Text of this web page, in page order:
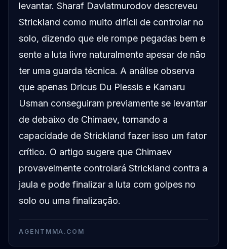
levantar. Sharaf Davlatmurodov descreveu
Strickland como muito difícil de controlar no
solo, dizendo que ele rompe pegadas bem e
sente a luta livre naturalmente apesar de não
ter uma guarda técnica. A análise observa
que apenas Dricus Du Plessis e Kamaru
Usman conseguiram previamente se levantar
de debaixo de Chimaev, tornando a
capacidade de Strickland fazer isso um fator
crítico. O artigo sugere que Chimaev
provavelmente controlará Strickland contra a
jaula e pode finalizar a luta com golpes no
solo ou uma finalização.
AGENTMMA.COM